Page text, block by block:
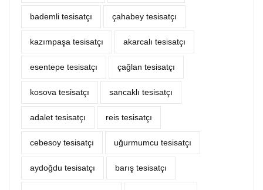
bademli tesisatçı çahabey tesisatçı
kazımpaşa tesisatçı akarcalı tesisatçı
esentepe tesisatçı çağlan tesisatçı
kosova tesisatçı sancaklı tesisatçı
adalet tesisatçı reis tesisatçı
cebesoy tesisatçı uğurmumcu tesisatçı
aydoğdu tesisatçı barış tesisatçı